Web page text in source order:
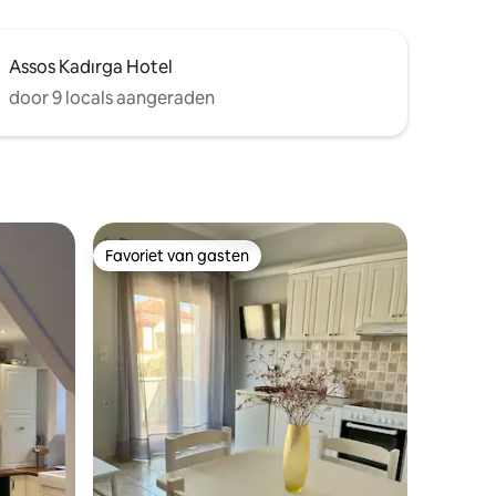
Assos Kadırga Hotel
door 9 locals aangeraden
Favoriet van gasten
Favoriet van gasten